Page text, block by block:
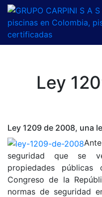
Ley
Ley 1209 de 2008, una
seguridad que se
propiedades
Congreso de la
normas de seguridad